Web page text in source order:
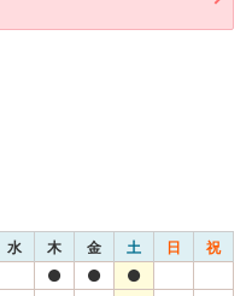
水 木 金 土 日 祝